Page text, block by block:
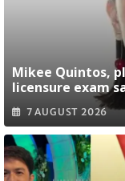
Mikee Quintos,
licensure exam
7 AUGUST 2026